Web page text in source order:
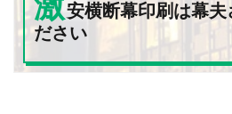
安横断幕印刷は幕夫
ださい